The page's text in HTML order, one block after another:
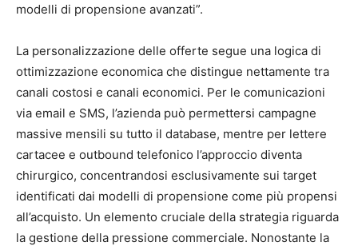
modelli di propensione avanzati”.
La personalizzazione delle offerte segue una logica di
ottimizzazione economica che distingue nettamente tra
canali costosi e canali economici. Per le comunicazioni
via email e SMS, l’azienda può permettersi campagne
massive mensili su tutto il database, mentre per lettere
cartacee e outbound telefonico l’approccio diventa
chirurgico, concentrandosi esclusivamente sui target
identificati dai modelli di propensione come più propensi
all’acquisto. Un elemento cruciale della strategia riguarda
la gestione della pressione commerciale. Nonostante la